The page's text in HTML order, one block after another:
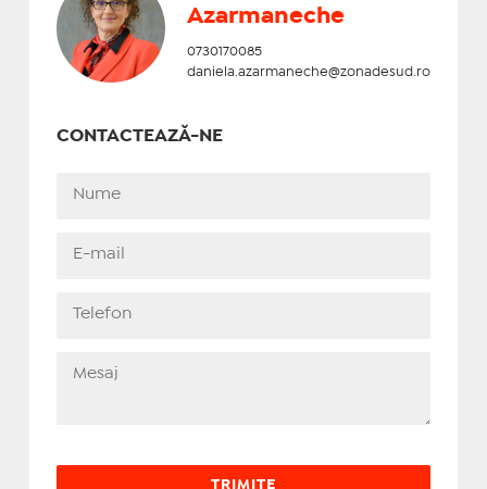
Azarmaneche
0730170085
daniela.azarmaneche@zonadesud.ro
CONTACTEAZĂ-NE